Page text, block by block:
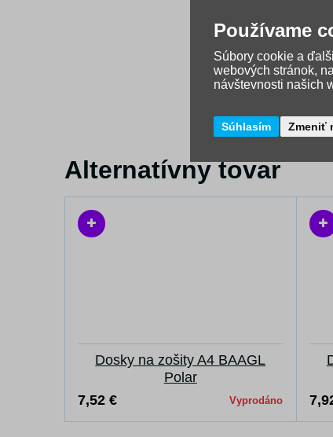
Alternatívny tovar
Dosky na zošity A4 BAAGL
Polar
7,52 €
Vyprodáno
Používame
Súbory cookie a
webových stránok,
návštevnosti našich
Súhlasím Zmeniť